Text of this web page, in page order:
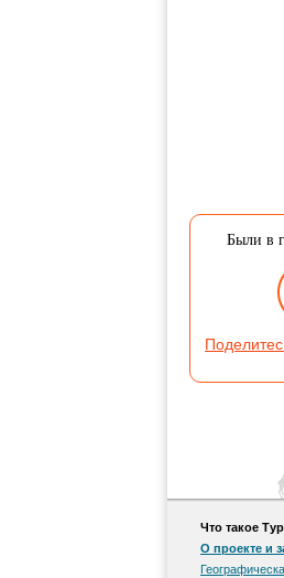
Были в
Что такое
О проекте и